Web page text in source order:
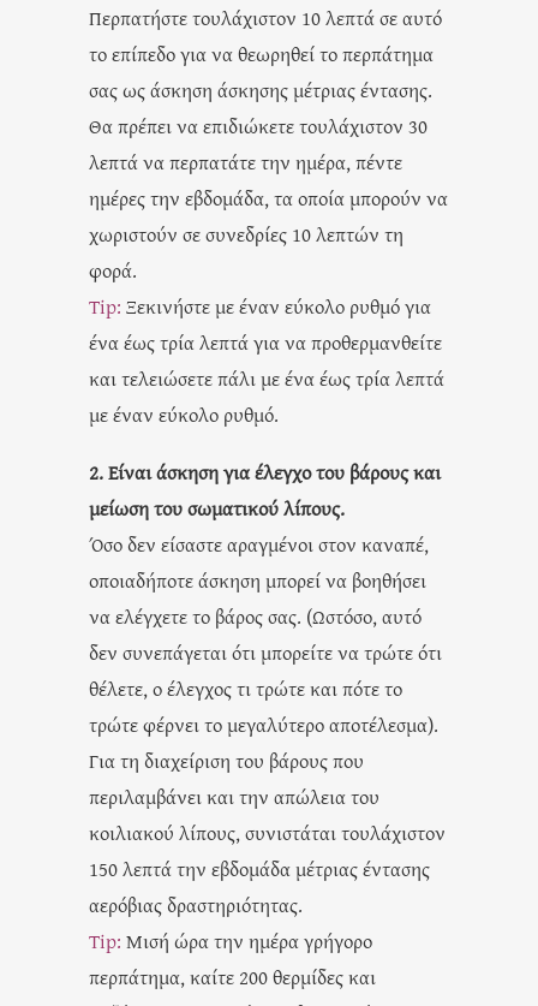
Περπατήστε τουλάχιστον 10 λεπτά σε αυτό
το επίπεδο για να θεωρηθεί το περπάτημα
σας ως άσκηση άσκησης μέτριας έντασης.
Θα πρέπει να επιδιώκετε τουλάχιστον 30
λεπτά να περπατάτε την ημέρα, πέντε
ημέρες την εβδομάδα, τα οποία μπορούν να
χωριστούν σε συνεδρίες 10 λεπτών τη
φορά.
Tip: Ξεκινήστε με έναν εύκολο ρυθμό για
ένα έως τρία λεπτά για να προθερμανθείτε
και τελειώσετε πάλι με ένα έως τρία λεπτά
με έναν εύκολο ρυθμό.
2. Είναι άσκηση για έλεγχο του βάρους και
μείωση του σωματικού λίπους.
Όσο δεν είσαστε αραγμένοι στον καναπέ,
οποιαδήποτε άσκηση μπορεί να βοηθήσει
να ελέγχετε το βάρος σας. (Ωστόσο, αυτό
δεν συνεπάγεται ότι μπορείτε να τρώτε ότι
θέλετε, ο έλεγχος τι τρώτε και πότε το
τρώτε φέρνει το μεγαλύτερο αποτέλεσμα).
Για τη διαχείριση του βάρους που
περιλαμβάνει και την απώλεια του
κοιλιακού λίπους, συνιστάται τουλάχιστον
150 λεπτά την εβδομάδα μέτριας έντασης
αερόβιας δραστηριότητας.
Tip: Μισή ώρα την ημέρα γρήγορο
περπάτημα, καίτε 200 θερμίδες και